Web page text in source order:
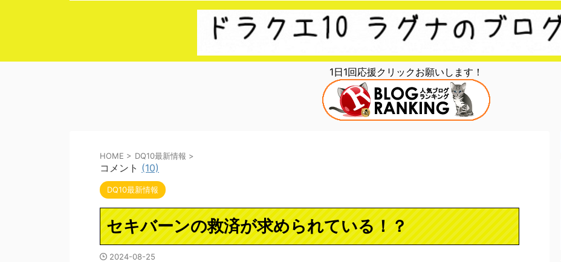
1日1回応援クリックお願いします！
HOME > DQ10最新情報 >
コメント (10)
DQ10最新情報
セキバーンの救済が求められている！？
2024-08-25